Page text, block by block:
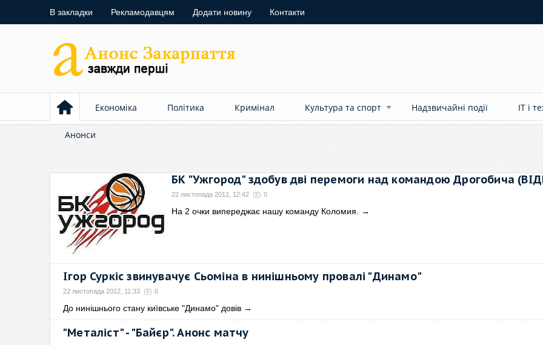
В закладки Рекламодавцям Додати новину Контакти
Економіка Політика Кримінал Культура та спорт Надзвичайні події ІТ і
Анонси
БК "Ужгород" здобув дві перемоги над командою Дрогобича
22 листопада 2012, 12:42 0
На 2 очки випереджає нашу команду Коломия. →
Ігор Суркіс звинувачує Сьоміна в нинішньому провалі "Динамо"
22 листопада 2012, 11:33 0
До нинішнього стану київське "Динамо" довів →
"Металіст" - "Байєр". Анонс матчу